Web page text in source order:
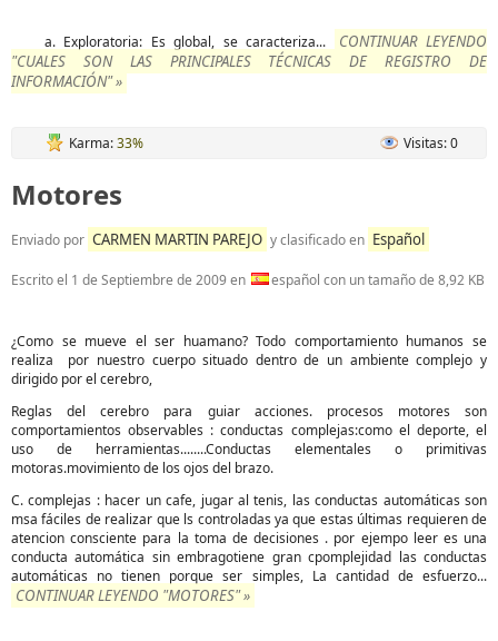
a. Exploratoria: Es global, se caracteriza...
CONTINUAR LEYENDO
"CUALES SON LAS PRINCIPALES TÉCNICAS DE REGISTRO DE
INFORMACIÓN" »
Karma:33% Visitas: 0
Motores
Enviado por CARMEN MARTIN PAREJO y clasificado en Español
Escrito el 1 de Septiembre de 2009en español con un tamaño de 8,92 KB
¿Como se mueve el ser huamano? Todo comportamiento humanos se
realiza por nuestro cuerpo situado dentro de un ambiente complejo y
dirigido por el cerebro,
Reglas del cerebro para guiar acciones. procesos motores son
comportamientos observables : conductas complejas:como el deporte, el
uso de herramientas........Conductas elementales o primitivas
motoras.movimiento de los ojos del brazo.
C. complejas : hacer un cafe, jugar al tenis, las conductas automáticas son
msa fáciles de realizar que ls controladas ya que estas últimas requieren de
atencion consciente para la toma de decisiones . por ejempo leer es una
conducta automática sin embragotiene gran cpomplejidad las conductas
automáticas no tienen porque ser simples, La cantidad de esfuerzo...
CONTINUAR LEYENDO "MOTORES" »